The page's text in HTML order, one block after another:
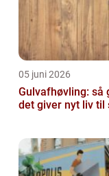
05 juni 2026
Gulvafhøvling: så
det giver nyt liv til